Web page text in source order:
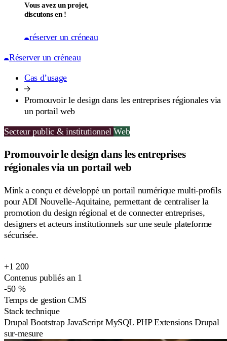
Vous avez un projet,
discutons en !
réserver un créneau
Réserver un créneau
Cas d’usage
Promouvoir le design dans les entreprises régionales via
un portail web
Secteur public & institutionnelWeb
Promouvoir le design dans les entreprises
régionales via un portail web
Mink a conçu et développé un portail numérique multi-profils
pour ADI Nouvelle-Aquitaine, permettant de centraliser la
promotion du design régional et de connecter entreprises,
designers et acteurs institutionnels sur une seule plateforme
sécurisée.
+1 200
Contenus publiés an 1
-50 %
Temps de gestion CMS
Stack technique
DrupalBootstrap JavaScript MySQL PHPExtensions Drupal
sur-mesure